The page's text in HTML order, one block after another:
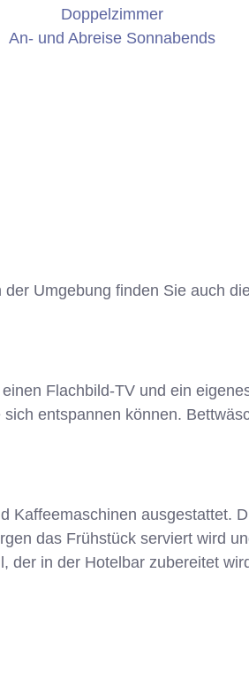
Doppelzimmer
An- und Abreise Sonnabends
Umgebung finden Sie auch
Flachbild-TV und ein
entspannen können.
Kaffeemaschinen ausgestattet.
das Frühstück serviert wird
der in der Hotelbar zubereitet